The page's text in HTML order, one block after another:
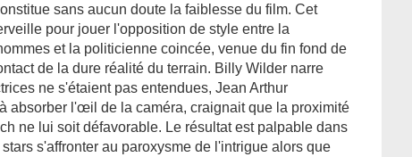
sans aucun doute la faiblesse du film. Cet
pour jouer l'opposition de style entre la
et la politicienne coincée, venue du fin fond de
de la dure réalité du terrain. Billy Wilder narre
ne s'étaient pas entendues, Jean Arthur
absorber l'œil de la caméra, craignait que la proximité
ne lui soit défavorable. Le résultat est palpable dans
s'affronter au paroxysme de l'intrigue alors que